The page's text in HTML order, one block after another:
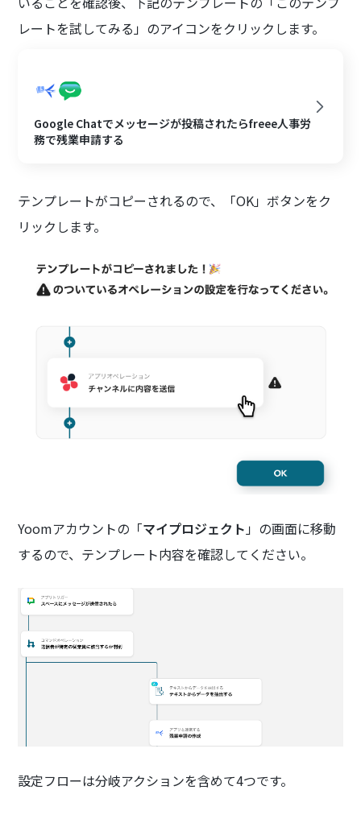
レートを試してみる」のアイコンをクリックします。
Google Chatでメッセージが投稿されたらfreee人事労
務で残業申請する
テンプレートがコピーされるので、「OK」ボタンをク
リックします。
Yoomアカウントの「マイプロジェクト」の画面に移動
するので、テンプレート内容を確認してください。
設定フローは分岐アクションを含めて4つです。